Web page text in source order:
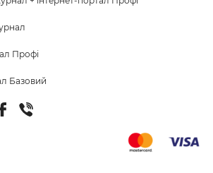
Профі
Базовий